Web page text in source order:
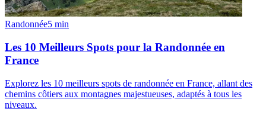
Randonnée5 min
Les 10 Meilleurs Spots pour la Randonnée en
France
Explorez les 10 meilleurs spots de randonnée en France, allant des
chemins côtiers aux montagnes majestueuses, adaptés à tous les
niveaux.